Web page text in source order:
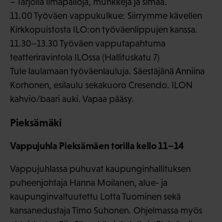
11.00 Työväen vappukulkue: Siirrymme kävellen
Kirkkopuistosta ILO:on työväenlippujen kanssa.
11.30–13.30 Työväen vapputapahtuma
teatteriravintola ILOssa (Hallituskatu 7)
Tule laulamaan työväenlauluja. Säestäjänä Anniina
Korhonen, esilaulu sekakuoro Cresendo. ILON
kahvio/baari auki. Vapaa pääsy.
Pieksämäki
Vappujuhla Pieksämäen torilla kello 11–14
Vappujuhlassa puhuvat kaupunginhallituksen
puheenjohtaja Hanna Moilanen, alue- ja
kaupunginvaltuutettu Lotta Tuominen sekä
kansanedustaja Timo Suhonen. Ohjelmassa myös